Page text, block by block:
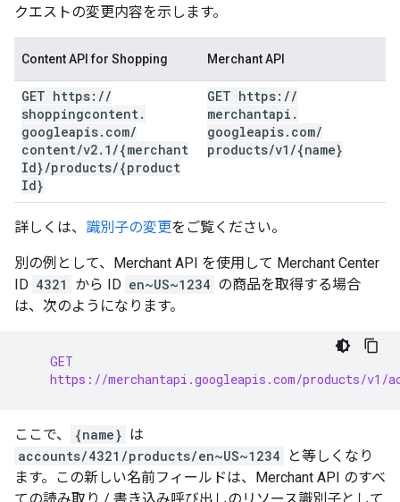
クエストの変更内容を示します。
Content API for Shopping Merchant API
GET https: //
shoppingcontent.
googleapis. com/
content/v2. 1 /{merchant
Id}/products/{product
Id}
GET https: //
merchantapi .
googleapis. com/
products/v1 /{name}
詳しくは、 識別子の変更をご覧ください。
別の例として、Merchant API を使用して Merchant Center
ID 4321 から ID en~US~1234 の商品を取得する場合
は、次のようになります。
    GET
https://merchantapi.googleapis.com/products/v1/
ここで、 {name} は
accounts/4321/products/en~US~1234
と等しくなり
ます。この新しい名前フィールドは、Merchant API のすべ